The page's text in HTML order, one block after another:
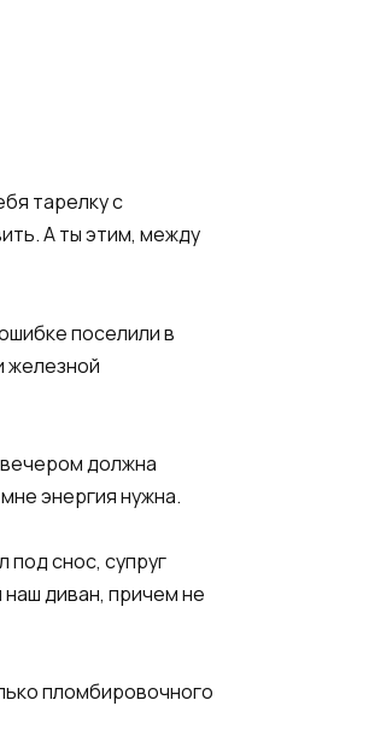
тарелку с
А ты этим, между
поселили в
железной
должна
энергия нужна.
под снос, супруг
диван, причем не
пломбировочного